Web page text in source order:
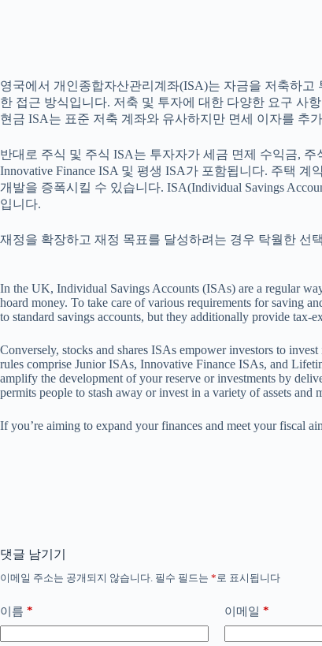
영국에서 개인종합자산관리계좌(ISA)는 자금을 저축하
한 접근 방식입니다. 저축 및 투자에 대한 다양한 요구 사
현금 ISA는 표준 저축 계좌와 유사하지만 면세 이자를 추
반대로 주식 및 주식 ISA는 투자자가 세금 면제 수익금,
Innovative Finance ISA 및 평생 ISA가 포함됩니다. 주택
개발을 증폭시킬 수 있습니다. ISA(Individual Savings
입니다.
재정을 확장하고 재정 목표를 달성하려는 경우 탁월한 선
In the UK, Individual Savings Accounts (ISAs) are a regular
hoard money. To take care of various requirements for saving
to standard savings accounts, but they additionally provide tax-
Conversely, stocks and shares ISAs empower investors to
rules comprise Junior ISAs, Innovative Finance ISAs, and
amplify the development of your reserve or investments by
permits people to stash away or invest in a variety of assets and
If you’re aiming to expand your finances and meet your fiscal
댓글 남기기
이메일 주소는 공개되지 않습니다. 필수 필드는 *로 표시됩니다
이름 * 이메일 *